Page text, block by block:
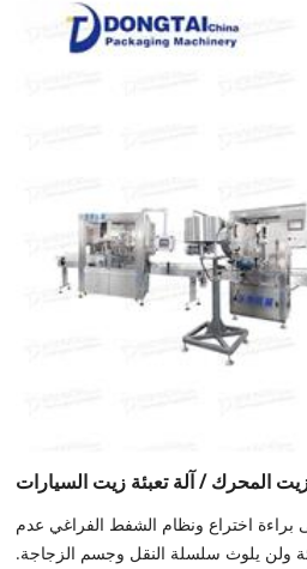
المحرك / آلة تعبئة زيت السيارات
اختراع ونظام الشفط الفراغي عدم
ولن يلوث سلسلة النقل وجسم الزجاجة.